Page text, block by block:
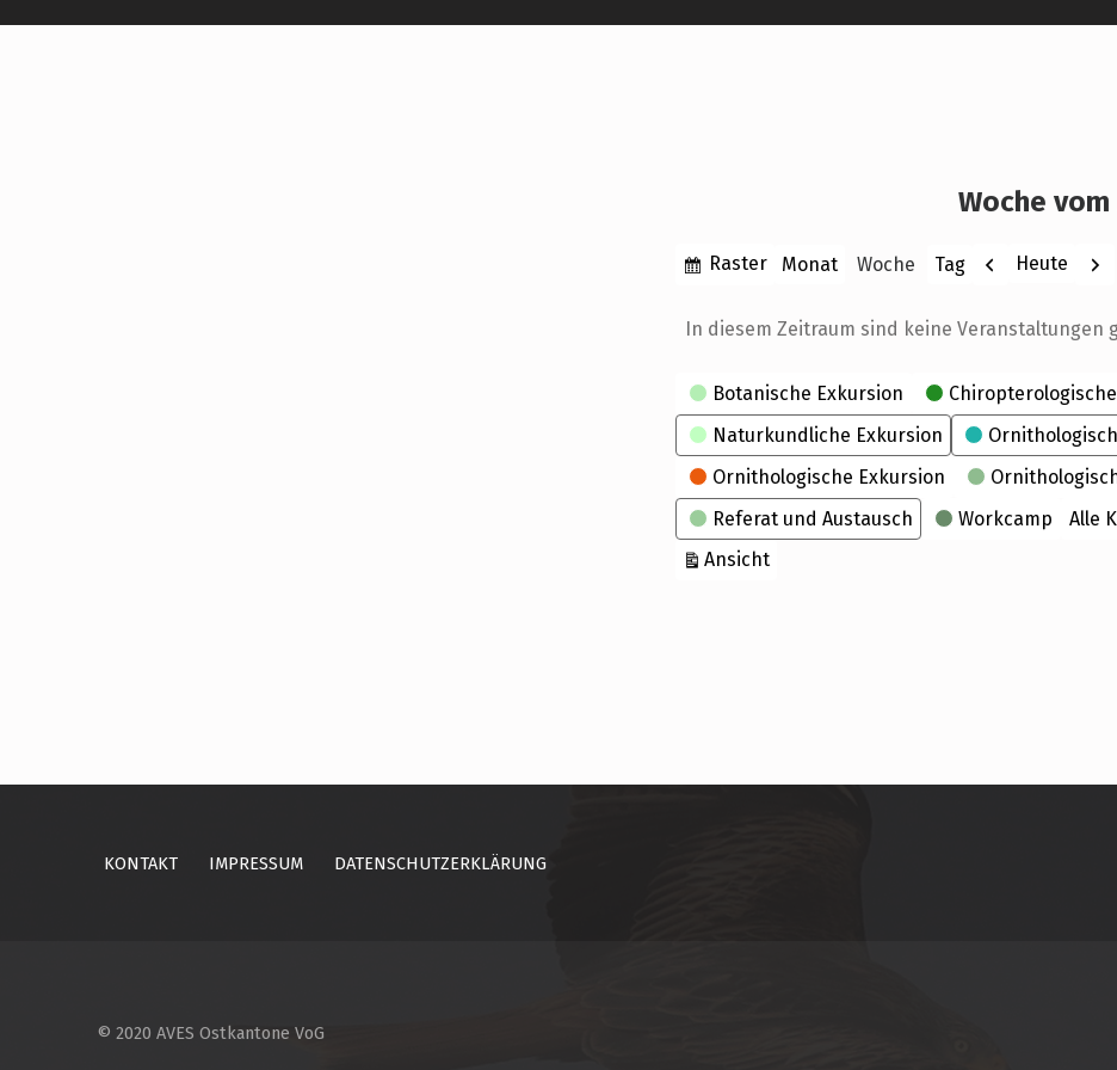
Woche
Anzeigen
Raster Monat Woche Tag Zurück
Heute
In diesem Zeitraum sind keine Veranstaltungen
Kategorien
Botanische Exkursion
Naturkundliche Exkursion
Ornithologische Exkursion
Referat und Austausch
Workcamp
Alle
Ansichtausdrucken
KONTAKT IMPRESSUM DATENSCHUTZERKLÄRUNG
© 2020 AVES Ostkantone VoG